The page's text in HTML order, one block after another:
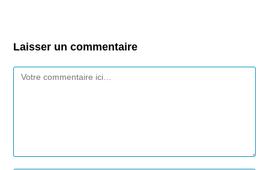
Laisser un commentaire
Comment